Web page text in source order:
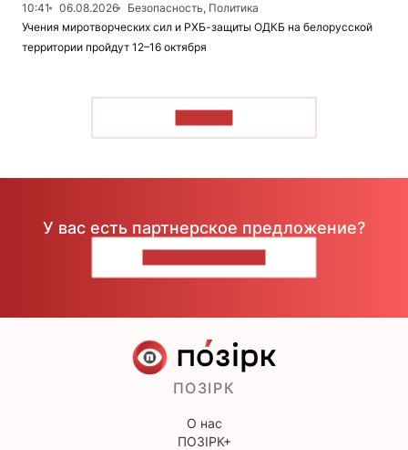
10:41
06.08.2026
Безопасность, Политика
Учения миротворческих сил и РХБ-защиты ОДКБ на белорусской
территории пройдут 12–16 октября
У вас есть партнерское предложение?
ПОЗІРК
О нас
ПОЗІРК+